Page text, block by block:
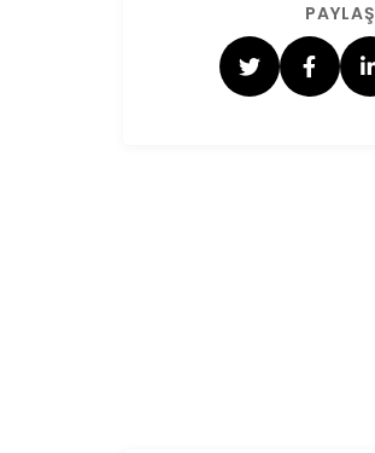
PAYLAŞ